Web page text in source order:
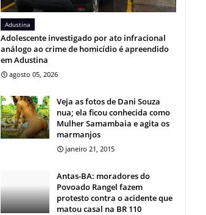
Adustina
Adolescente investigado por ato infracional
análogo ao crime de homicídio é apreendido
em Adustina
agosto 05, 2026
Veja as fotos de Dani Souza
nua; ela ficou conhecida como
Mulher Samambaia e agita os
marmanjos
janeiro 21, 2015
Antas-BA: moradores do
Povoado Rangel fazem
protesto contra o acidente que
matou casal na BR 110